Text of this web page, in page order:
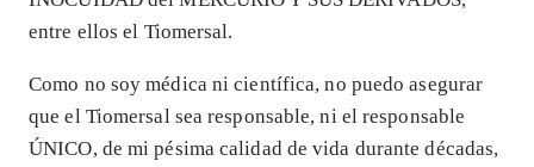
entre ellos el Tiomersal.
Como no soy médica ni científica, no puedo asegurar
que el Tiomersal sea responsable, ni el responsable
ÚNICO, de mi pésima calidad de vida durante décadas,